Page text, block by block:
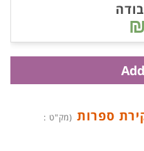
ספרות (מק"ט :